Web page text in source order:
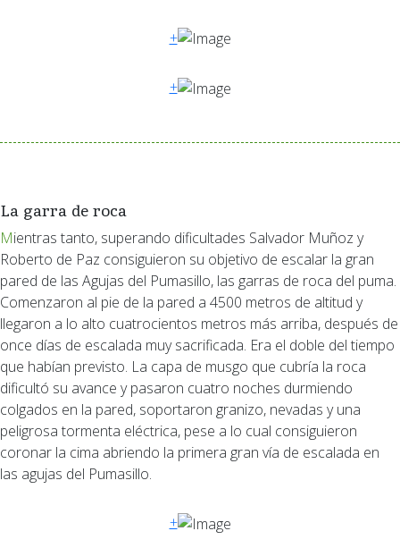
+
+
La garra de roca
Mientras tanto, superando dificultades Salvador Muñoz y
Roberto de Paz consiguieron su objetivo de escalar la gran
pared de las Agujas del Pumasillo, las garras de roca del puma.
Comenzaron al pie de la pared a 4500 metros de altitud y
llegaron a lo alto cuatrocientos metros más arriba, después de
once días de escalada muy sacrificada. Era el doble del tiempo
que habían previsto. La capa de musgo que cubría la roca
dificultó su avance y pasaron cuatro noches durmiendo
colgados en la pared, soportaron granizo, nevadas y una
peligrosa tormenta eléctrica, pese a lo cual consiguieron
coronar la cima abriendo la primera gran vía de escalada en
las agujas del Pumasillo.
+